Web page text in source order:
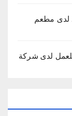
لدى مطعم
لدى شركة